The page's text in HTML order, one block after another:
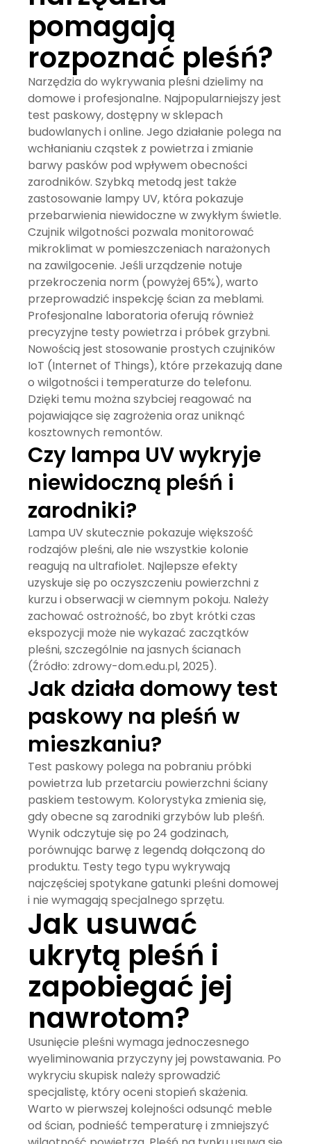
pomagają
rozpoznać pleśń?
Narzędzia do wykrywania pleśni dzielimy na
domowe i profesjonalne. Najpopularniejszy jest
test paskowy, dostępny w sklepach
budowlanych i online. Jego działanie polega na
wchłanianiu cząstek z powietrza i zmianie
barwy pasków pod wpływem obecności
zarodników. Szybką metodą jest także
zastosowanie lampy UV, która pokazuje
przebarwienia niewidoczne w zwykłym świetle.
Czujnik wilgotności pozwala monitorować
mikroklimat w pomieszczeniach narażonych
na zawilgocenie. Jeśli urządzenie notuje
przekroczenia norm (powyżej 65%), warto
przeprowadzić inspekcję ścian za meblami.
Profesjonalne laboratoria oferują również
precyzyjne testy powietrza i próbek grzybni.
Nowością jest stosowanie prostych czujników
IoT (Internet of Things), które przekazują dane
o wilgotności i temperaturze do telefonu.
Dzięki temu można szybciej reagować na
pojawiające się zagrożenia oraz uniknąć
kosztownych remontów.
Czy lampa UV wykryje
niewidoczną pleśń i
zarodniki?
Lampa UV skutecznie pokazuje większość
rodzajów pleśni, ale nie wszystkie kolonie
reagują na ultrafiolet. Najlepsze efekty
uzyskuje się po oczyszczeniu powierzchni z
kurzu i obserwacji w ciemnym pokoju. Należy
zachować ostrożność, bo zbyt krótki czas
ekspozycji może nie wykazać zaczątków
pleśni, szczególnie na jasnych ścianach
(Źródło: zdrowy-dom.edu.pl, 2025).
Jak działa domowy test
paskowy na pleśń w
mieszkaniu?
Test paskowy polega na pobraniu próbki
powietrza lub przetarciu powierzchni ściany
paskiem testowym. Kolorystyka zmienia się,
gdy obecne są zarodniki grzybów lub pleśń.
Wynik odczytuje się po 24 godzinach,
porównując barwę z legendą dołączoną do
produktu. Testy tego typu wykrywają
najczęściej spotykane gatunki pleśni domowej
i nie wymagają specjalnego sprzętu.
Jak usuwać
ukrytą pleśń i
zapobiegać jej
nawrotom?
Usunięcie pleśni wymaga jednoczesnego
wyeliminowania przyczyny jej powstawania. Po
wykryciu skupisk należy sprowadzić
specjalistę, który oceni stopień skażenia.
Warto w pierwszej kolejności odsunąć meble
od ścian, podnieść temperaturę i zmniejszyć